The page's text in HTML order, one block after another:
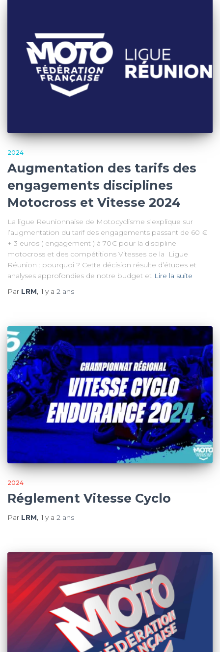
2024
Augmentation des tarifs des
engagements disciplines
Motocross et Vitesse 2024
La ligue Reunionnaise de Motocyclisme s’explique sur
l’augmentation du tarif des engagements passant de 60 €
+ 3 euros ( engagement ) à 70€ pour la discipline
motocross et des compétitions Vitesses de la Ligue
Réunion : pourquoi ? Cette décision résulte d’études et
analyses approfondies de notre budget et Lire la suite
Par LRM, il y a 2 ans
2024
Réglement Vitesse Cyclo
Par LRM, il y a 2 ans